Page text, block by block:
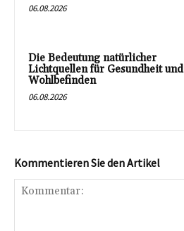
06.08.2026
Die Bedeutung natürlicher
Lichtquellen für Gesundheit und
Wohlbefinden
06.08.2026
Kommentieren Sie den Artikel